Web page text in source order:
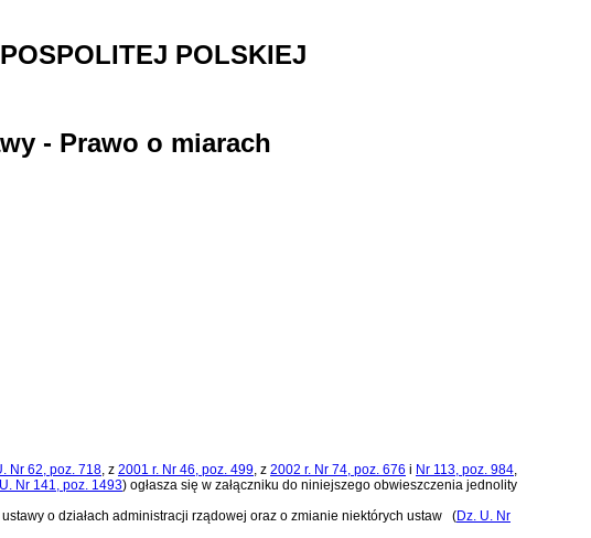
POLSKIEJ
- Prawo o miarach
Nr 62, poz. 718, z 2001 r. Nr 46, poz. 499, z 2002 r. Nr 74, poz. 676 i Nr 113, poz. 984,
Nr 141, poz. 1493) ogłasza się w załączniku do niniejszego obwieszczenia jednolity
o działach administracji rządowej oraz o zmianie niektórych ustaw (Dz. U. Nr